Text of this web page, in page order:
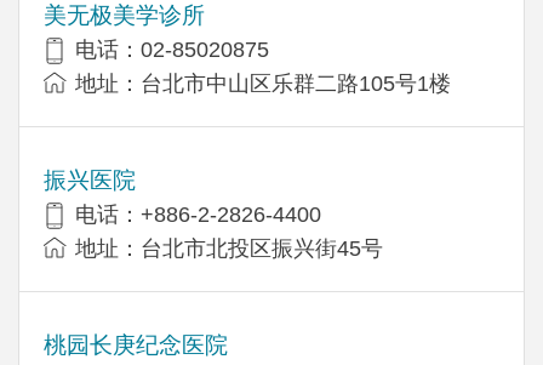
美无极美学诊所
电话：02-85020875
地址：台北市中山区乐群二路105号1楼
振兴医院
电话：+886-2-2826-4400
地址：台北市北投区振兴街45号
桃园长庚纪念医院